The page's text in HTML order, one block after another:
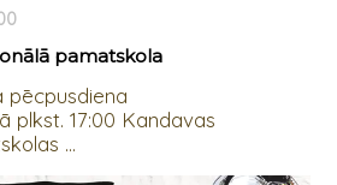
pamatskola
pēcpusdiena
plkst. 17:00 Kandavas
...